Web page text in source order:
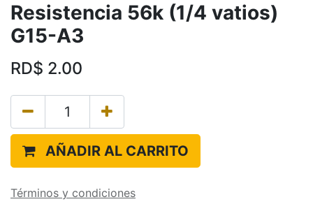
Resistencia 56k (1/4 vatios)
G15-A3
RD$ 2.00
AÑADIR AL CARRITO
Términos y condiciones